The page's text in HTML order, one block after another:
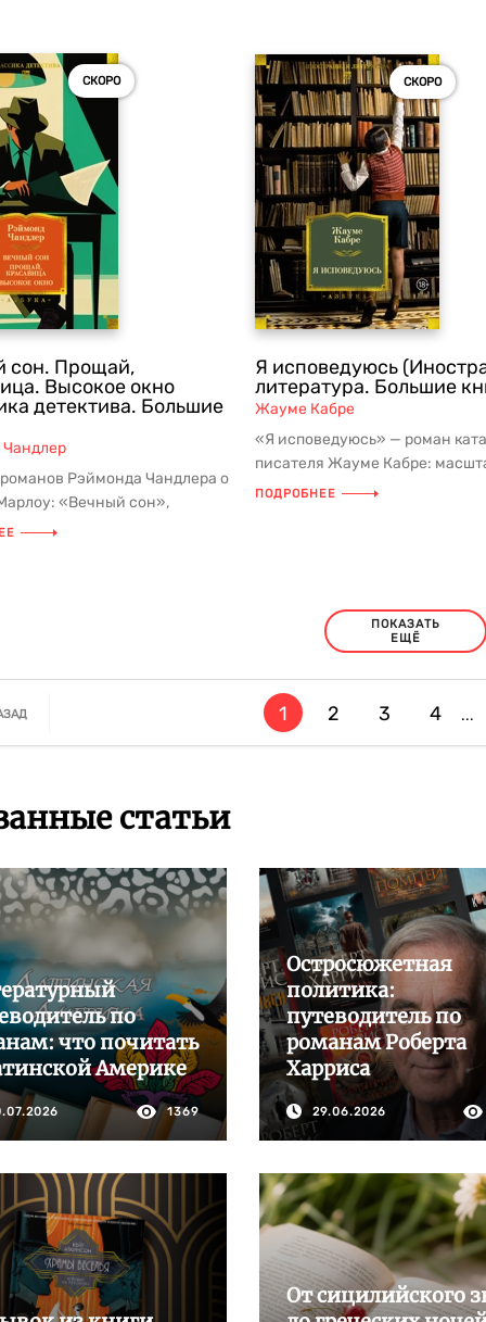
СКОРО
сон. Прощай,
Высокое окно
детектива. Большие
Рэймонда Чандлера о
«Вечный сон»,
«Высокое
СКОРО
Я исповедуюсь
литература. Большие
Жауме Кабре
«Я исповедуюсь» — роман
писателя Жауме Кабре:
произведение, которое прочно
ПОДРОБНЕЕ
ПОКАЗАТЬ
ЕЩЁ
1 2 3 4 ...
статьи
по
что почитать
Америке
1369
Остросюжетная
политика:
путеводитель по
романам Роберта
Харриса
29.06.2026
От сицилийского